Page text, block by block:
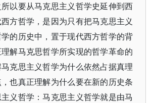
以要从马克思主义哲学史延伸到西
方哲学，是因为只有把马克思主义
的历史中，置于现代西方哲学的背
解马克思哲学所实现的哲学革命的
克思主义哲学为什么依然占据真理
也真正理解为什么要在新的历史条
义哲学：马克思主义哲学就是由马